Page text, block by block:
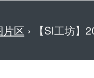
片区 › 【SI工坊】